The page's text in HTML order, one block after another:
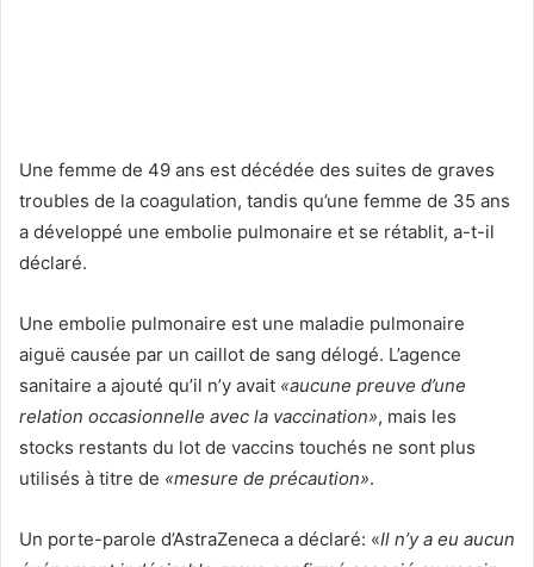
Une femme de 49 ans est décédée des suites de graves
troubles de la coagulation, tandis qu’une femme de 35 ans
a développé une embolie pulmonaire et se rétablit, a-t-il
déclaré.
Une embolie pulmonaire est une maladie pulmonaire
aiguë causée par un caillot de sang délogé. L’agence
sanitaire a ajouté qu’il n’y avait «aucune preuve d’une
relation occasionnelle avec la vaccination», mais les
stocks restants du lot de vaccins touchés ne sont plus
utilisés à titre de «mesure de précaution».
Un porte-parole d’AstraZeneca a déclaré: «Il n’y a eu aucun